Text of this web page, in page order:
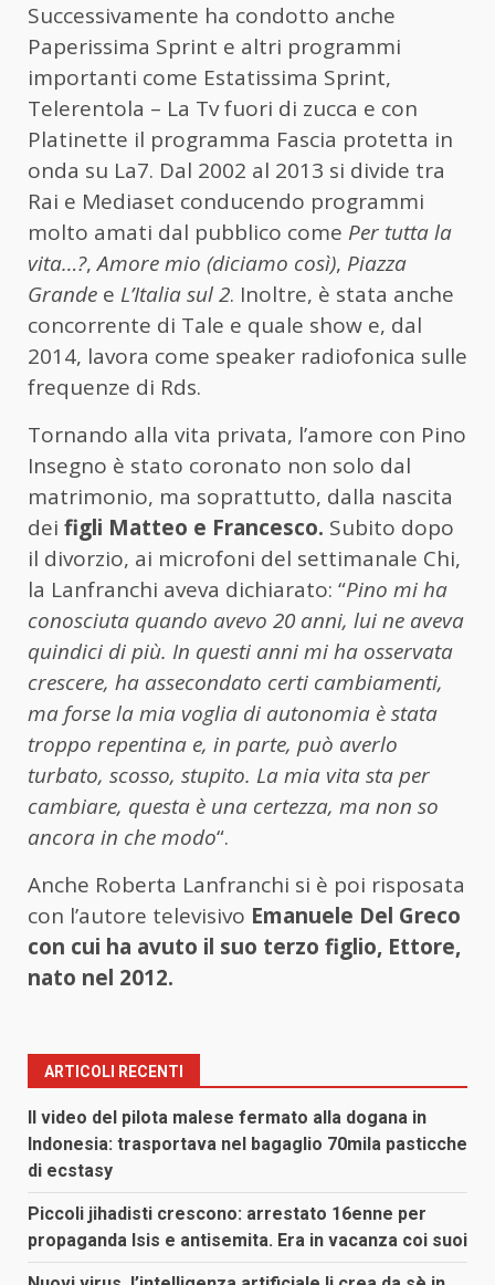
Successivamente ha condotto anche
Paperissima Sprint e altri programmi
importanti come Estatissima Sprint,
Telerentola – La Tv fuori di zucca e con
Platinette il programma Fascia protetta in
onda su La7. Dal 2002 al 2013 si divide tra
Rai e Mediaset conducendo programmi
molto amati dal pubblico come Per tutta la
vita…?,Amore mio (diciamo così), Piazza
Grande e L’Italia sul 2. Inoltre, è stata anche
concorrente di Tale e quale show e, dal
2014, lavora come speaker radiofonica sulle
frequenze di Rds.
Tornando alla vita privata, l’amore con Pino
Insegno è stato coronato non solo dal
matrimonio, ma soprattutto, dalla nascita
dei figli Matteo e Francesco. Subito dopo
il divorzio, ai microfoni del settimanale Chi,
la Lanfranchi aveva dichiarato: “Pino mi ha
conosciuta quando avevo 20 anni, lui ne aveva
quindici di più. In questi anni mi ha osservata
crescere, ha assecondato certi cambiamenti,
ma forse la mia voglia di autonomia è stata
troppo repentina e, in parte, può averlo
turbato, scosso, stupito. La mia vita sta per
cambiare, questa è una certezza, ma non so
ancora in che modo“.
Anche Roberta Lanfranchi si è poi risposata
con l’autore televisivo Emanuele Del Greco
con cui ha avuto il suo terzo figlio, Ettore,
nato nel 2012.
ARTICOLI RECENTI
Il video del pilota malese fermato alla dogana in
Indonesia: trasportava nel bagaglio 70mila pasticche
di ecstasy
Piccoli jihadisti crescono: arrestato 16enne per
propaganda Isis e antisemita. Era in vacanza coi suoi